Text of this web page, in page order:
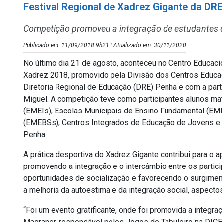
Festival Regional de Xadrez Gigante da
Competição promoveu a integração de estudantes
Publicado em: 11/09/2018 9h21 | Atualizado em: 30/11/2020
No último dia 21 de agosto, aconteceu no Centro
Xadrez 2018, promovido pela Divisão dos Centros
Diretoria Regional de Educação (DRE) Penha e com a
Miguel. A competição teve como participantes alunos
(EMEIs), Escolas Municipais de Ensino Fundamental
(EMEBSs), Centros Integrados de Educação de Jovens
Penha.
A prática desportiva do Xadrez Gigante contribui para o
promovendo a integração e o intercâmbio entre os
oportunidades de socialização e favorecendo o
a melhoria da autoestima e da integração social,
“Foi um evento gratificante, onde foi promovida a